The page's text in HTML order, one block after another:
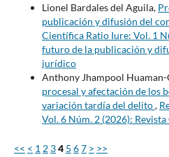
Lionel Bardales del Aguila,
publicación y difusión del
Científica Ratio Iure: Vol. 1
futuro de la publicación y
jurídico
Anthony Jhampool Huaman-
procesal y afectación de los
variación tardía del delito,
Vol. 6 Núm. 2 (2026):
<< < 1 2 34 5 67 > >>